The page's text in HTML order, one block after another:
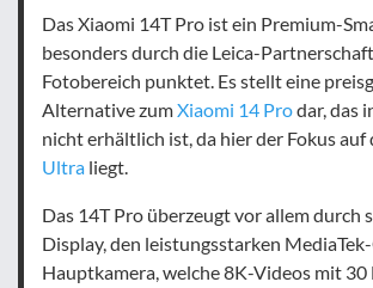
Das Xiaomi 14T Pro ist ein Premium-
besonders durch die Leica-
Fotobereich punktet. Es stellt eine
Alternative zumXiaomi 14 Prodar, das
nicht erhältlich ist, da hier der Fokus auf
Ultra liegt.
Das 14T Pro überzeugt vor allem durch
Display, den leistungsstarken
Hauptkamera, welche 8K-Videos mit